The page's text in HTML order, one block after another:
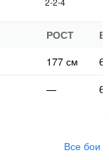
РОСТ
177 см
—
Все бои